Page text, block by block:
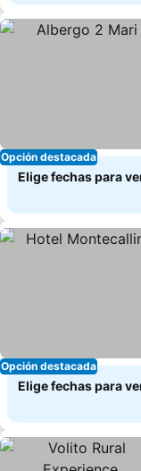
Opción destacada
Elige fechas para
Opción destacada
Elige fechas para